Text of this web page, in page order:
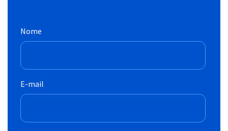
Nome
E-mail